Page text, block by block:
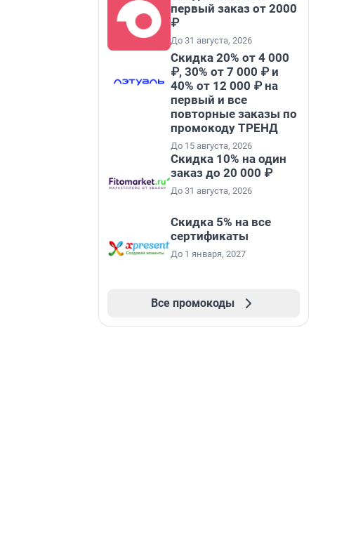
первый заказ от 2000
₽
До 31 августа, 2026
Скидка 20% от 4 000
₽, 30% от 7 000 ₽ и
40% от 12 000 ₽ на
первый и все
повторные заказы по
промокоду ТРЕНД
До 15 августа, 2026
Скидка 10% на один
заказ до 20 000 ₽
До 31 августа, 2026
Скидка 5% на все
сертификаты
До 1 января, 2027
Все промокоды